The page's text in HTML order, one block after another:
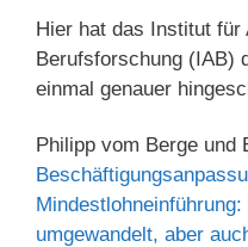
Hier hat das Institut für
Berufsforschung (IAB)
einmal genauer
Philipp vom Berge und
umgewandelt, aber